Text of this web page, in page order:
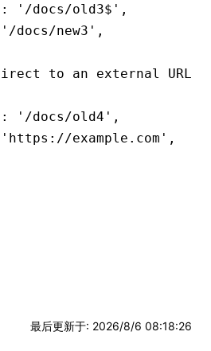
: '/docs/old3$' ,
'/docs/new3' ,
to an external URL
: '/docs/old4' ,
'https://example.com' ,
最后更新于: 2026/8/6 08:18:26